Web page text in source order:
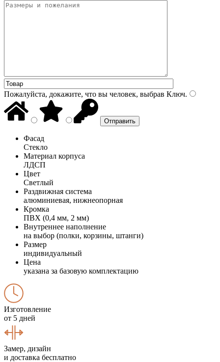
Пожалуйста, докажите, что вы человек, выбрав Ключ.
Фасад
Стекло
Материал корпуса
ЛДСП
Цвет
Светлый
Раздвижная система
алюминиевая, нижнеопорная
Кромка
ПВХ (0,4 мм, 2 мм)
Внутреннее наполнение
на выбор (полки, корзины, штанги)
Размер
индивидуальный
Цена
указана за базовую комплектацию
Изготовление
от 5 дней
Замер, дизайн
и доставка бесплатно